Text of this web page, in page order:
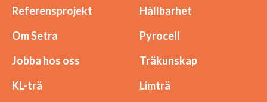
Referensprojekt
Hållbarhet
Om Setra
Pyrocell
Jobba hos oss
Träkunskap
KL-trä
Limträ